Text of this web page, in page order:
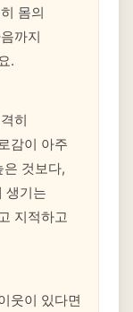
몸의
까지
.
히
감이 아주
것보다,
생기는
지적하고
웃이 있다면